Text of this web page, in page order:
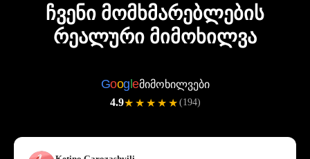
ჩვენი მომხმარებლების
რეალური მიმოხილვა
Goog eმიმოხილვები
4.9★★★★★ (194)